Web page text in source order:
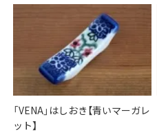
「VENA」はしおき【青いマーガレ
ット】